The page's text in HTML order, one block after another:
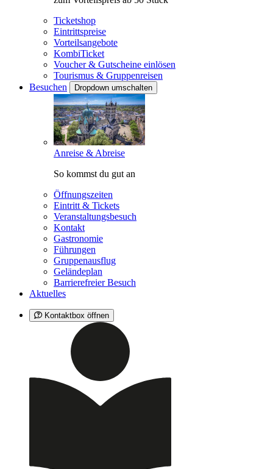
Ticketshop
Eintrittspreise
Vorteilsangebote
KombiTicket
Voucher & Gutscheine einlösen
Tourismus & Gruppenreisen
Besuchen
Dropdown umschalten
Anreise & Abreise
So kommst du gut an
Öffnungszeiten
Eintritt & Tickets
Veranstaltungsbesuch
Kontakt
Gastronomie
Führungen
Gruppenausflug
Geländeplan
Barrierefreier Besuch
Aktuelles
Kontaktbox öffnen